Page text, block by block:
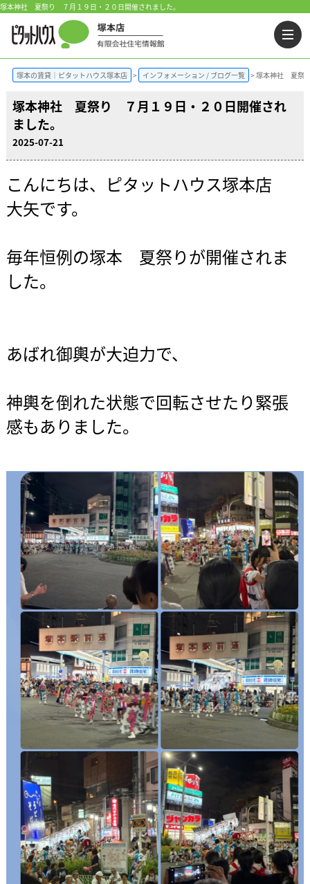
塚本神社 夏祭り ７月１９日・２０日開催されました。
塚本の賃貸｜ピタットハウス塚本店 インフォメーション / ブログ一覧 塚本神社 夏祭
塚本神社 夏祭り ７月１９日・２０日開催され
ました。
2025-07-21
こんにちは、ピタットハウス塚本店
大矢です。
毎年恒例の塚本 夏祭りが開催されま
した。
あばれ御輿が大迫力で、
神輿を倒れた状態で回転させたり緊張
感もありました。